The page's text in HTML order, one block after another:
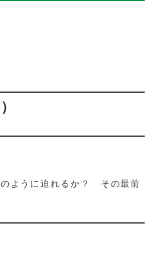
のように迫れるか？ その最前